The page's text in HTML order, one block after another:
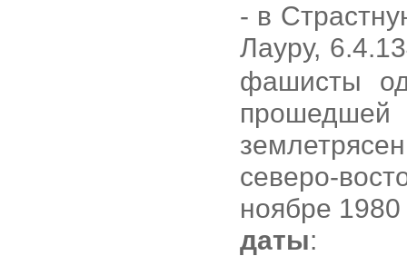
- в
Лауру,
фашисты
северо-
ноябре
даты: